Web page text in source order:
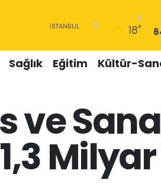
18°
Sağlık Eğitim Kültür-
ve